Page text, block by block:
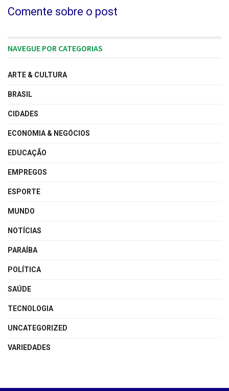
Comente sobre o post
NAVEGUE POR CATEGORIAS
ARTE & CULTURA
BRASIL
CIDADES
ECONOMIA & NEGÓCIOS
EDUCAÇÃO
EMPREGOS
ESPORTE
MUNDO
NOTÍCIAS
PARAÍBA
POLÍTICA
SAÚDE
TECNOLOGIA
UNCATEGORIZED
VARIEDADES